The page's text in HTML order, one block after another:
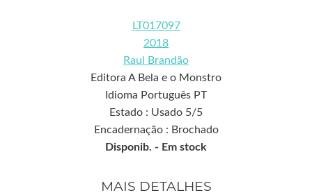
LT017097
2018
Raul Brandão
Editora A Bela e o Monstro
Idioma Português PT
Estado : Usado 5/5
Encadernação : Brochado
Disponib. - Em stock
MAIS DETALHES